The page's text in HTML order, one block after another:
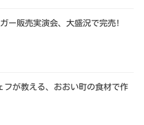
ー販売実演会、大盛況で完売!
フが教える、おおい町の食材で作